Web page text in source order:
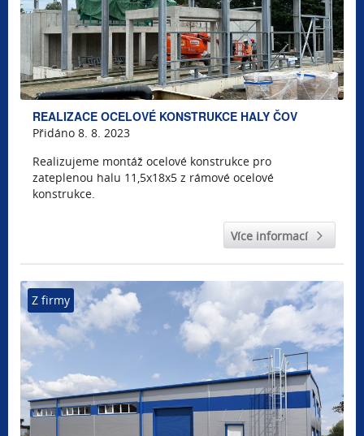
REALIZACE OCELOVÉ KONSTRUKCE HALY ČOV
Přidáno 8. 8. 2023
Realizujeme montáž ocelové konstrukce pro
zateplenou halu 11,5x18x5 z rámové ocelové
konstrukce.
Více informací
Z firmy